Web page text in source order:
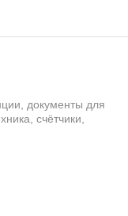
документы для
счётчики,